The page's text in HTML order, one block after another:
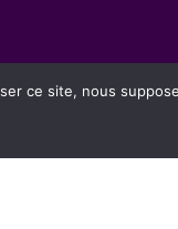
ce site, nous